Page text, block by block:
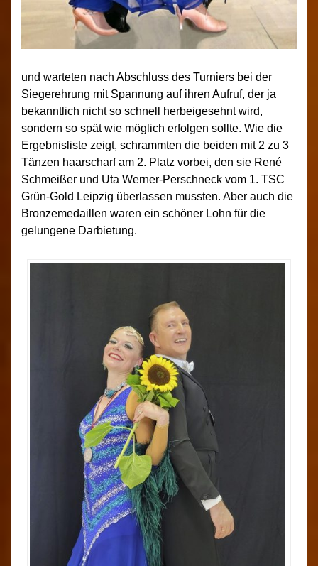
und warteten nach Abschluss des Turniers bei der
Siegerehrung mit Spannung auf ihren Aufruf, der ja
bekanntlich nicht so schnell herbeigesehnt wird,
sondern so spät wie möglich erfolgen sollte. Wie die
Ergebnisliste zeigt, schrammten die beiden mit 2 zu 3
Tänzen haarscharf am 2. Platz vorbei, den sie René
Schmeißer und Uta Werner-Perschneck vom 1. TSC
Grün-Gold Leipzig überlassen mussten. Aber auch die
Bronzemedaillen waren ein schöner Lohn für die
gelungene Darbietung.